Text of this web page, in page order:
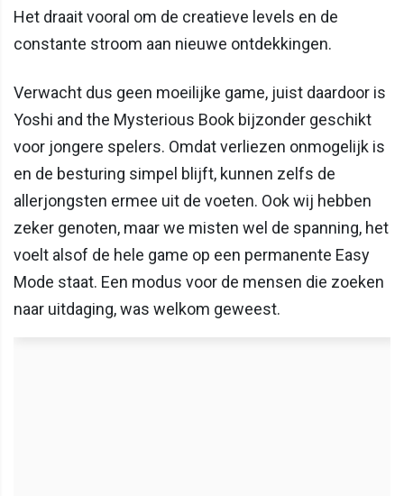
Het draait vooral om de creatieve levels en de
constante stroom aan nieuwe ontdekkingen.
Verwacht dus geen moeilijke game, juist daardoor is
Yoshi and the Mysterious Book bijzonder geschikt
voor jongere spelers. Omdat verliezen onmogelijk is
en de besturing simpel blijft, kunnen zelfs de
allerjongsten ermee uit de voeten. Ook wij hebben
zeker genoten, maar we misten wel de spanning, het
voelt alsof de hele game op een permanente Easy
Mode staat. Een modus voor de mensen die zoeken
naar uitdaging, was welkom geweest.